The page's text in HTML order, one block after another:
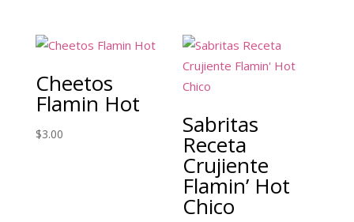
Cheetos
Flamin Hot
$3.00 Sabritas
Receta
Crujiente
Flamin’ Hot
Chico